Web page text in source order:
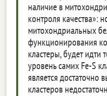
наличие в
контроля качества»:
митохондриальных
функционирования
кластеры, будет идти
уровень самих Fe-S
является достаточно
кластеров